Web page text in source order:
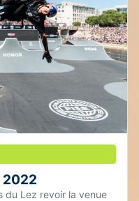
2022
du Lez revoir la venue